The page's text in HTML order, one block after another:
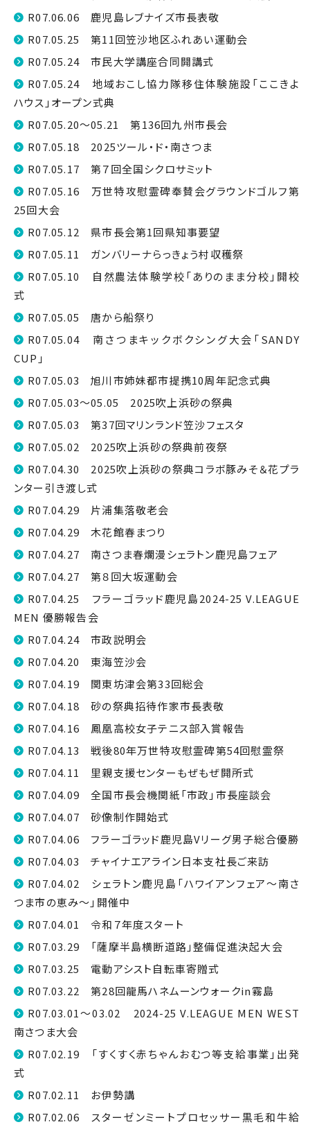
R07.06.06 鹿児島レブナイズ市長表敬
R07.05.25 第11回笠沙地区ふれあい運動会
R07.05.24 市民大学講座合同開講式
R07.05.24 地域おこし協力隊移住体験施設「ここきよ
ハウス」オープン式典
R07.05.20～05.21 第136回九州市長会
R07.05.18 2025ツール・ド・南さつま
R07.05.17 第７回全国シクロサミット
R07.05.16 万世特攻慰霊碑奉賛会グラウンドゴルフ第
25回大会
R07.05.12 県市長会第1回県知事要望
R07.05.11 ガンバリーナらっきょう村収穫祭
R07.05.10 自然農法体験学校「ありのまま分校」開校
式
R07.05.05 唐から船祭り
R07.05.04 南さつまキックボクシング大会「SANDY
CUP」
R07.05.03 旭川市姉妹都市提携10周年記念式典
R07.05.03～05.05 2025吹上浜砂の祭典
R07.05.03 第37回マリンランド笠沙フェスタ
R07.05.02 2025吹上浜砂の祭典前夜祭
R07.04.30 2025吹上浜砂の祭典コラボ豚みそ＆花プラ
ンター引き渡し式
R07.04.29 片浦集落敬老会
R07.04.29 木花館春まつり
R07.04.27 南さつま春爛漫シェラトン鹿児島フェア
R07.04.27 第８回大坂運動会
R07.04.25 フラーゴラッド鹿児島2024-25 V.LEAGUE
MEN 優勝報告会
R07.04.24 市政説明会
R07.04.20 東海笠沙会
R07.04.19 関東坊津会第33回総会
R07.04.18 砂の祭典招待作家市長表敬
R07.04.16 鳳凰高校女子テニス部入賞報告
R07.04.13 戦後80年万世特攻慰霊碑第54回慰霊祭
R07.04.11 里親支援センターもぜもぜ開所式
R07.04.09 全国市長会機関紙「市政」市長座談会
R07.04.07 砂像制作開始式
R07.04.06 フラーゴラッド鹿児島Vリーグ男子総合優勝
R07.04.03 チャイナエアライン日本支社長ご来訪
R07.04.02 シェラトン鹿児島「ハワイアンフェア〜南さ
つま市の恵み〜」開催中
R07.04.01 令和７年度スタート
R07.03.29 「薩摩半島横断道路」整備促進決起大会
R07.03.25 電動アシスト自転車寄贈式
R07.03.22 第28回龍馬ハネムーンウォークin霧島
R07.03.01～03.02 2024-25 V.LEAGUE MEN WEST
南さつま大会
R07.02.19 「すくすく赤ちゃんおむつ等支給事業」出発
式
R07.02.11 お伊勢講
R07.02.06 スターゼンミートプロセッサー黒毛和牛給